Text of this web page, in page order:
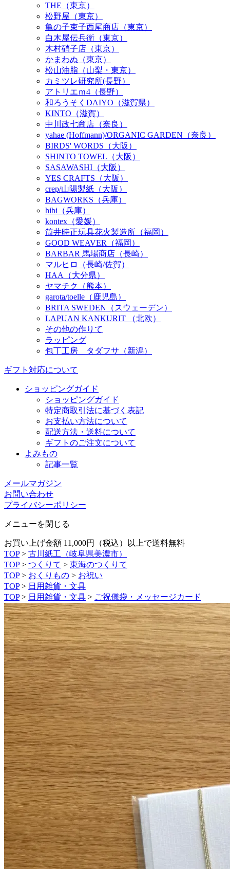
THE（東京）
松野屋（東京）
亀の子束子西尾商店（東京）
白木屋伝兵衛（東京）
木村硝子店（東京）
かまわぬ（東京）
松山油脂（山梨・東京）
カミツレ研究所(長野）
アトリエｍ4（長野）
和ろうそくDAIYO（滋賀県）
KINTO（滋賀）
中川政七商店（奈良）
yahae (Hoffmann)/ORGANIC GARDEN（奈良）
BIRDS' WORDS（大阪）
SHINTO TOWEL（大阪）
SASAWASHI（大阪）
YES CRAFTS（大阪）
crep/山陽製紙（大阪）
BAGWORKS（兵庫）
hibi（兵庫）
kontex（愛媛）
筒井時正玩具花火製造所（福岡）
GOOD WEAVER（福岡）
BARBAR 馬場商店（長崎）
マルヒロ（長崎/佐賀）
HAA（大分県）
ヤマチク（熊本）
garota/toelle（鹿児島）
BRITA SWEDEN（スウェーデン）
LAPUAN KANKURIT （北欧）
その他の作りて
ラッピング
包丁工房 タダフサ（新潟）
ギフト対応について
ショッピングガイド
ショッピングガイド
特定商取引法に基づく表記
お支払い方法について
配送方法・送料について
ギフトのご注文について
よみもの
記事一覧
メールマガジン
お問い合わせ
プライバシーポリシー
メニューを閉じる
お買い上げ金額 11,000円（税込）以上で送料無料
TOP> 古川紙工（岐阜県美濃市）
TOP > つくりて > 東海のつくりて
TOP > おくりもの > お祝い
TOP > 日用雑貨・文具
TOP > 日用雑貨・文具 > ご祝儀袋・メッセージカード